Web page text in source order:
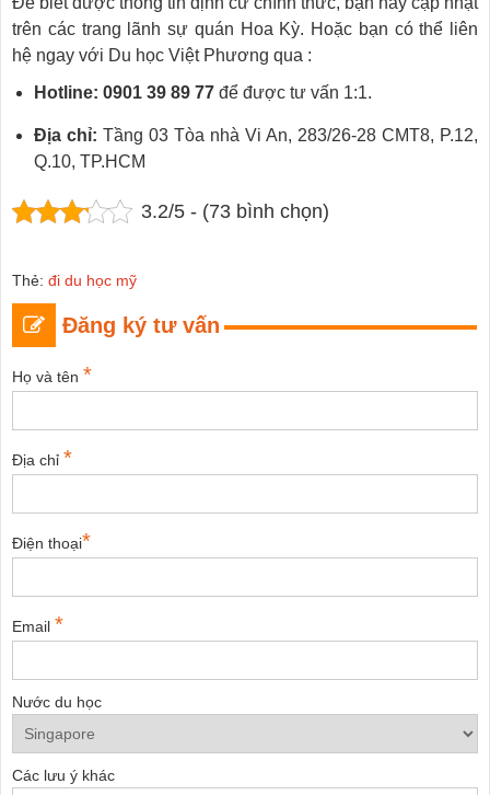
trên các trang lãnh sự quán Hoa Kỳ. Hoặc bạn có thể liên
hệ ngay với Du học Việt Phương qua :
Hotline: 0901 39 89 77 để được tư vấn 1:1.
Địa chỉ: Tầng 03 Tòa nhà Vi An, 283/26-28 CMT8, P.12,
Q.10, TP.HCM
3.2/5 - (73 bình chọn)
Thẻ: đi du học mỹ
Đăng ký tư vấn
Họ và tên *
Địa chỉ *
Điện thoại*
Email *
Nước du học
Các lưu ý khác